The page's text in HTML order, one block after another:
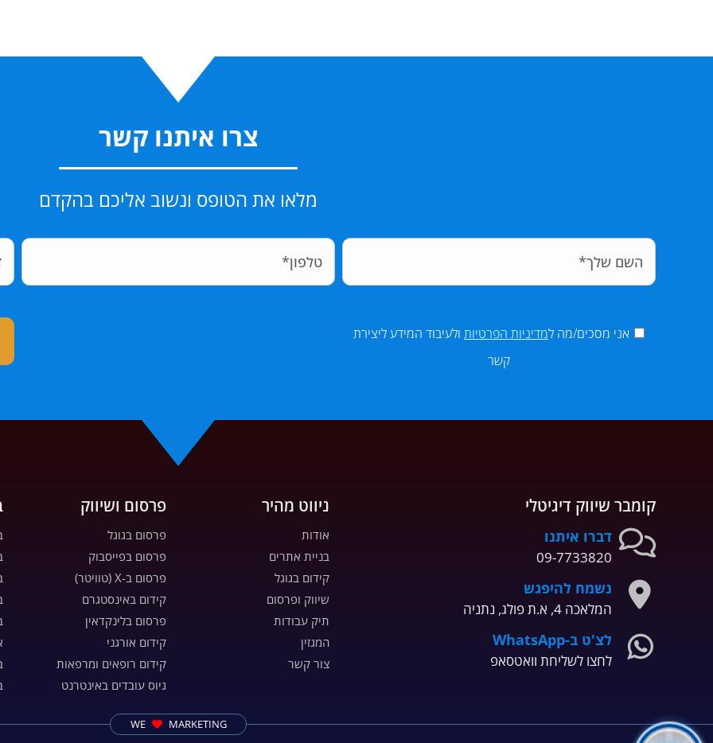
צרו איתנו קשר
מלאו את הטופס ונשוב אליכם בהקדם
אני מסכים/מה למדיניות הפרטיות ולעיבוד המידע ליצירת
קשר
קומבר שיווק דיגיטלי
דברו איתנו
09-7733820
נשמח להיפגש
המלאכה 4, א.ת פולג, נתניה
לצ'ט ב-WhatsApp
לחצו לשליחת וואטסאפ
ניווט מהיר
אודות
בניית אתרים
קידום בגוגל
שיווק ופרסום
תיק עבודות
המגזין
צור קשר
פרסום ושיווק
פרסום בגוגל
פרסום בפייסבוק
פרסום ב-X (טוויטר)
קידום באינסטגרם
פרסום בלינקדאין
קידום אורגני
קידום רופאים ומרפאות
גיוס עובדים באינטרנט
WE MARKETING